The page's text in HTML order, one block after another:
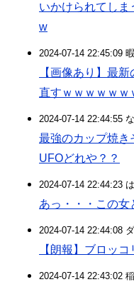
いかけられてし
w
2024-07-14 22:45:09
【画像あり】最
直すｗｗｗｗｗｗ
2024-07-14 22:44:55
最強のカップ焼き
UFOどれや？？
2024-07-14 22:44:23
あっ・・・この
2024-07-14 22:44:08
【朗報】ブロッ
2024-07-14 22:43:02